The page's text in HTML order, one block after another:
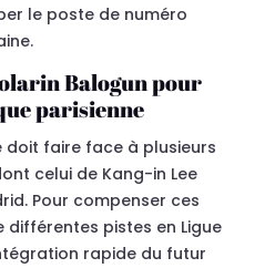
le poste de numéro
Balogun pour
parisienne
doit faire face à plusieurs
celui de Kang-in Lee
Pour compenser ces
différentes pistes en Ligue
rapide du futur